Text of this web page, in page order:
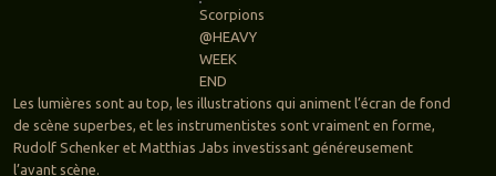
Scorpions
@HEAVY
WEEK
END
Les lumières sont au top, les illustrations qui animent l’écran de fond
de scène superbes, et les instrumentistes sont vraiment en forme,
Rudolf Schenker et Matthias Jabs investissant généreusement
l’avant scène.